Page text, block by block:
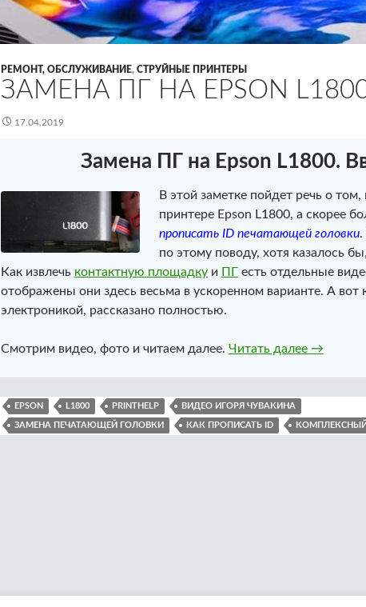
РЕМОНТ, ОБСЛУЖИВАНИЕ, СТРУЙНЫЕ ПРИНТЕРЫ
ЗАМЕНА ПГ НА EPSON
17.04.2019
Замена ПГ на Epson L1800.
В этой заметке пойдет речь о
принтере Epson L1800, а скорее
прописать ID печатающей головки.
по этому поводу, хотя казалось
Как извлечь контактную площадкуи ПГесть отдельные
отображены они здесь весьма в ускоренном варианте. А вот
электроникой, рассказано полностью.
Смотрим видео, фото и читаем далее. Читать далее Замена
→
EPSON L1800 PRINTHELP ВИДЕО ИГОРЯ ЧУВАКИНА
ЗАМЕНА ПЕЧАТАЮЩЕЙ ГОЛОВКИ КАК ПРОПИСАТЬ ID